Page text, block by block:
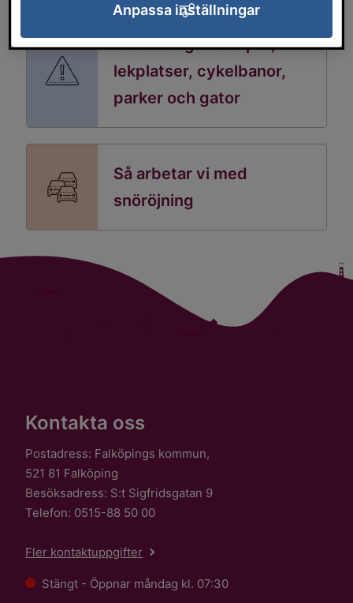
Felanmäl gatulampor,
lekplatser, cykelbanor,
parker och gator
Så arbetar vi med
snöröjning
Kontakta oss
Postadress: Falköpings kommun,
521 81 Falköping
Besöksadress: S:t Sigfridsgatan 9
Telefon: 0515-88 50 00
Fler kontaktuppgifter
Stängt - Öppnar måndag kl. 07:30
Anpassa inställningar